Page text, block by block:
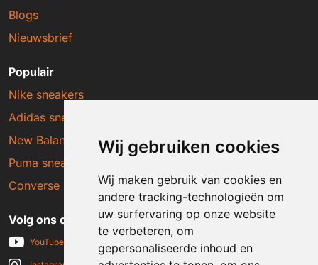
Wij gebruiken cookies
Wij maken gebruik van cookies en
andere tracking-technologieën om
uw surfervaring op onze website
te verbeteren, om
gepersonaliseerde inhoud en
Blogs
Nieuwsbrief
Populair
Nike sneakers
Adidas sneakers
New Balance sneakers
Puma sneakers
Converse sneakers
Volg ons op social media
YouTube